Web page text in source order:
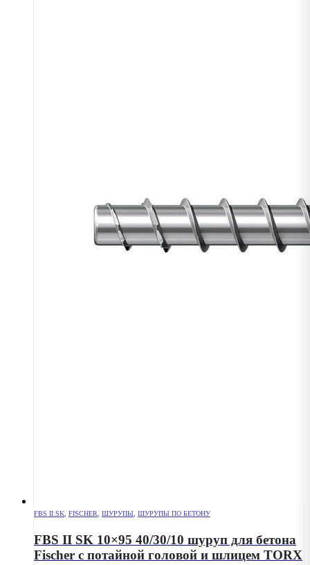
FBS II SK FISCHER ШУРУПЫ ШУРУПЫ ПО БЕТОНУ
FBS II SK 10×95 40/30/10 шуруп для бетона
Fischer с потайной головой и шлицем TORX